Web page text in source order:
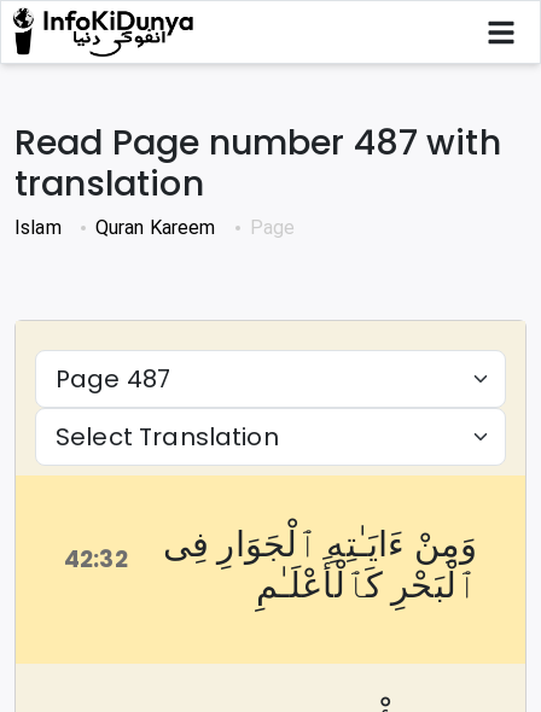
Read Page number 487 with
translation
Islam Quran Kareem Page
42:32
وَمِنْ ءَايَـٰتِهِ ٱلْجَوَارِ فِى
ٱلْبَحْرِ كَٱلْأَعْلَـٰمِ